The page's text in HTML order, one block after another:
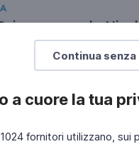
Continua
a cuore la tua
fornitori utilizzano, sui
secondo
di Miss Jane Pittman